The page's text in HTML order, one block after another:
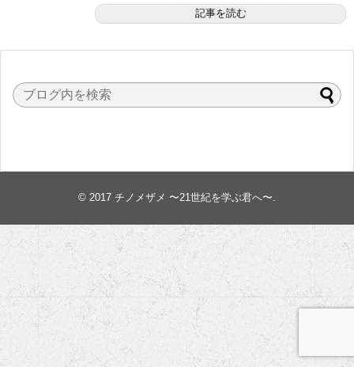
記事を読む
© 2017 チノメザメ 〜21世紀を学ぶ君へ〜